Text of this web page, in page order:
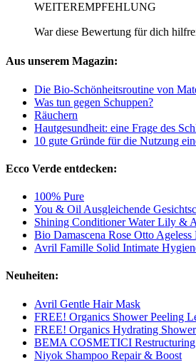
WEITEREMPFEHLUNG
War diese Bewertung für dich
Aus unserem Magazin:
Die Bio-Schönheitsroutine von
Was tun gegen Schuppen?
Räuchern
Hautgesundheit: eine Frage des
10 gute Gründe für die Nutzung
Ecco Verde entdecken:
100% Pure
You & Oil Ausgleichende
Shining Conditioner Water Lily &
Bio Damascena Rose Otto Ageless
Avril Famille Solid Intimate
Neuheiten:
Avril Gentle Hair Mask
FREE! Organics Shower Peeling
FREE! Organics Hydrating
BEMA COSMETICI Restructuring
Niyok Shampoo Repair & Boost